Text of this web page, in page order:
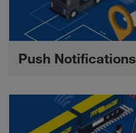
Push Notifications